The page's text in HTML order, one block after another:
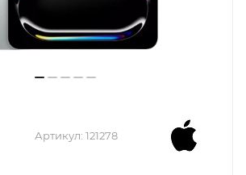
Артикул: 121278